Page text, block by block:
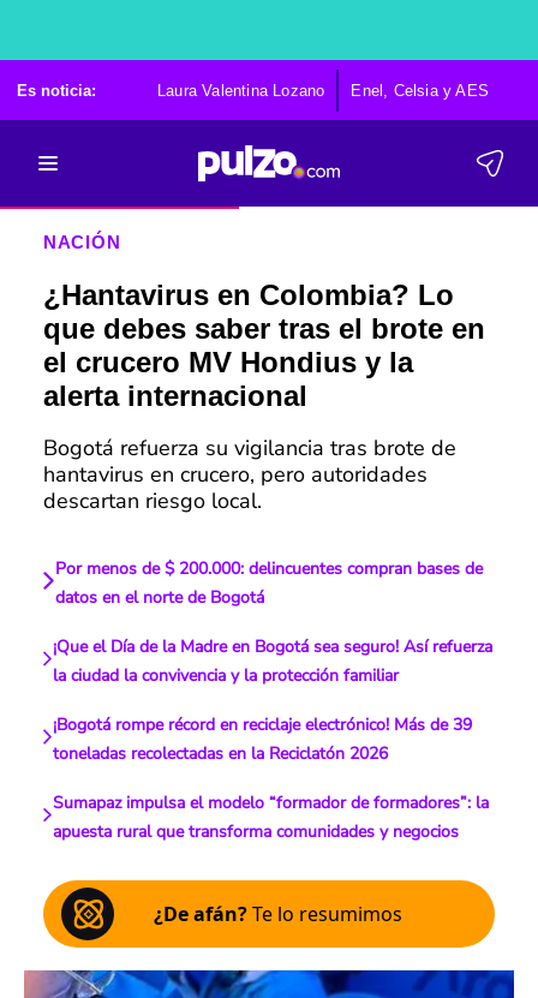
Es noticia: Laura Valentina Lozano Enel, Celsia y AES
NACIÓN
¿Hantavirus en Colombia? Lo
que debes saber tras el brote en
el crucero MV Hondius y la
alerta internacional
Bogotá refuerza su vigilancia tras brote de
hantavirus en crucero, pero autoridades
descartan riesgo local.
Por menos de $ 200.000: delincuentes compran bases de
datos en el norte de Bogotá
¡Que el Día de la Madre en Bogotá sea seguro! Así refuerza
la ciudad la convivencia y la protección familiar
¡Bogotá rompe récord en reciclaje electrónico! Más de 39
toneladas recolectadas en la Reciclatón 2026
Sumapaz impulsa el modelo “formador de formadores”: la
apuesta rural que transforma comunidades y negocios
¿De afán?Te lo resumimos